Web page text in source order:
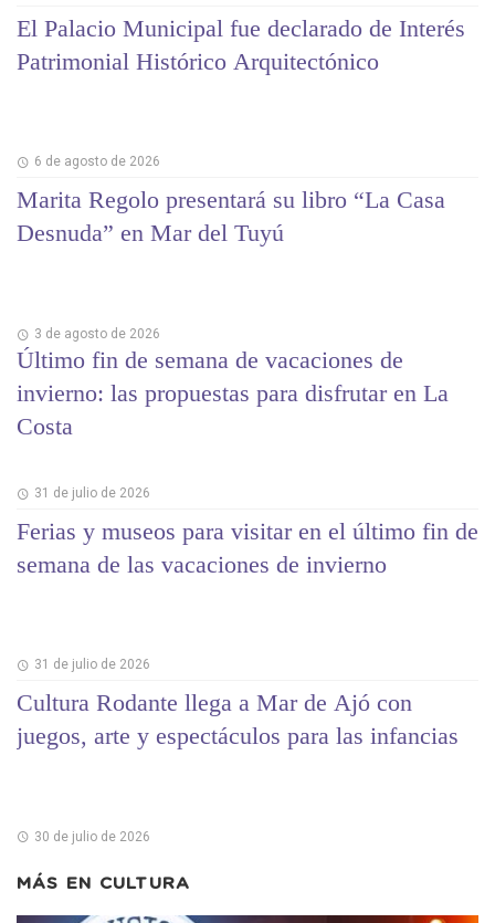
El Palacio Municipal fue declarado de Interés
Patrimonial Histórico Arquitectónico
6 de agosto de 2026
Marita Regolo presentará su libro “La Casa
Desnuda” en Mar del Tuyú
3 de agosto de 2026
Último fin de semana de vacaciones de
invierno: las propuestas para disfrutar en La
Costa
31 de julio de 2026
Ferias y museos para visitar en el último fin de
semana de las vacaciones de invierno
31 de julio de 2026
Cultura Rodante llega a Mar de Ajó con
juegos, arte y espectáculos para las infancias
30 de julio de 2026
MÁS EN CULTURA